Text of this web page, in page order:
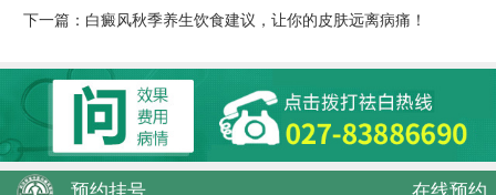
下一篇： 白癜风秋季养生饮食建议，让你的皮肤远离病痛！